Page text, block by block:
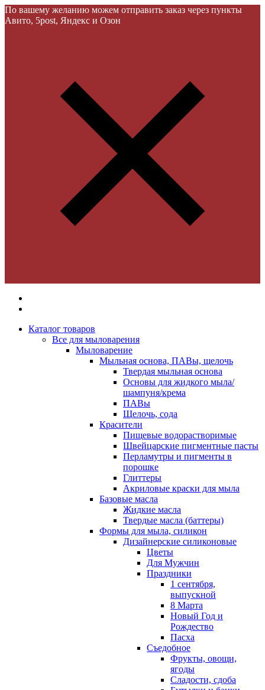
По вашему желанию можем отправить заказ через пункты
Авито, 5post, Яндекс и Озон
Каталог товаров
Все для мыловарения
Мыловарение
Мыльная основа, ПАВы, щелочь
Твердая мыльная основа
Основы для жидкого мыла/
шампуня/крема
ПАВы
Щелочь, сода
Красители
Пищевые водорастворимые
Швейцарские пигментные пасты
Перламутры и пигменты в
порошке
Глиттеры
Акриловые краски для мыла
Базовые масла
Жидкие масла
Твердые масла (баттеры)
Формы для мыла, силикон
Дизайнерские силиконовые
Цветы
Для Мужчин
Праздники
1 сентября,
выпускной
8 Марта
Новый Год и
Рождество
Пасха
Съедобное
Фрукты, овощи,
ягоды
Сладости, сдоба